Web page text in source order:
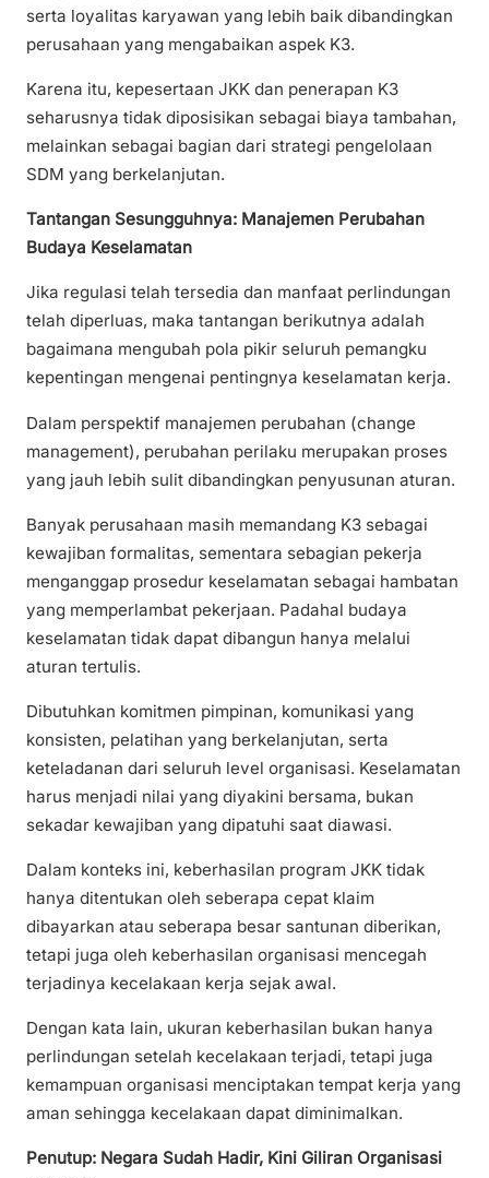
serta loyalitas karyawan yang lebih baik dibandingkan
perusahaan yang mengabaikan aspek K3.
Karena itu, kepesertaan JKK dan penerapan K3
seharusnya tidak diposisikan sebagai biaya tambahan,
melainkan sebagai bagian dari strategi pengelolaan
SDM yang berkelanjutan.
Tantangan Sesungguhnya: Manajemen Perubahan
Budaya Keselamatan
Jika regulasi telah tersedia dan manfaat perlindungan
telah diperluas, maka tantangan berikutnya adalah
bagaimana mengubah pola pikir seluruh pemangku
kepentingan mengenai pentingnya keselamatan kerja.
Dalam perspektif manajemen perubahan (change
management), perubahan perilaku merupakan proses
yang jauh lebih sulit dibandingkan penyusunan aturan.
Banyak perusahaan masih memandang K3 sebagai
kewajiban formalitas, sementara sebagian pekerja
menganggap prosedur keselamatan sebagai hambatan
yang memperlambat pekerjaan. Padahal budaya
keselamatan tidak dapat dibangun hanya melalui
aturan tertulis.
Dibutuhkan komitmen pimpinan, komunikasi yang
konsisten, pelatihan yang berkelanjutan, serta
keteladanan dari seluruh level organisasi. Keselamatan
harus menjadi nilai yang diyakini bersama, bukan
sekadar kewajiban yang dipatuhi saat diawasi.
Dalam konteks ini, keberhasilan program JKK tidak
hanya ditentukan oleh seberapa cepat klaim
dibayarkan atau seberapa besar santunan diberikan,
tetapi juga oleh keberhasilan organisasi mencegah
terjadinya kecelakaan kerja sejak awal.
Dengan kata lain, ukuran keberhasilan bukan hanya
perlindungan setelah kecelakaan terjadi, tetapi juga
kemampuan organisasi menciptakan tempat kerja yang
aman sehingga kecelakaan dapat diminimalkan.
Penutup: Negara Sudah Hadir, Kini Giliran Organisasi